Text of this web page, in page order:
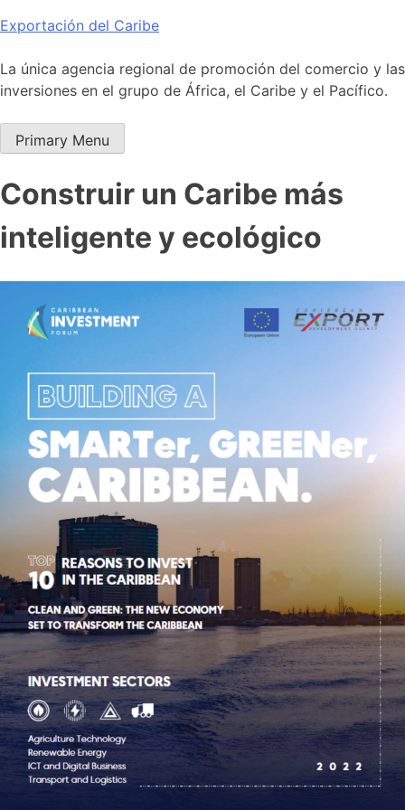
Skip
content
Exportación del Caribe
La única agencia regional de promoción del comercio y las
inversiones en el grupo de África, el Caribe y el Pacífico.
Primary Menu
Construir un Caribe más
inteligente y ecológico